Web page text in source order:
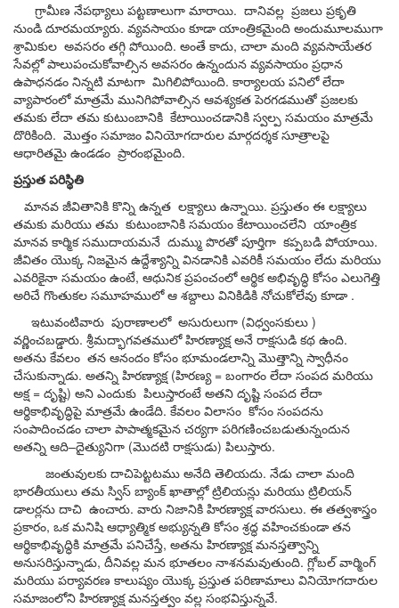
గ్రామీణ నేపథ్యాలు పట్టణాలుగా మారాయి. దానివల్ల ప్రజలు ప్రకృతి
నుండి దూరమయ్యారు. వ్యవసాయం కూడా యాంత్రికమైంది అందుమూలముగా
శ్రామికుల అవసరం తగ్గి పోయింది. అంతే కాదు, చాలా మంది వ్యవసాయేతర
సేవల్లో పాలుపంచుకోవాల్సిన అవసరం ఉన్నందున వ్యవసాయం ప్రధాన
ఉపాధనడం నిన్నటి మాటగా మిగిలిపోయింది. కార్యాలయ పనిలో లేదా
వ్యాపారంలో మాత్రమే మునిగిపోవాల్సిన ఆవశ్యకత పెరగడముతో ప్రజలకు
తమకు లేదా తమ కుటుంబానికి కేటాయించడానికి స్వల్ప సమయం మాత్రమే
దొరికింది. మొత్తం సమాజం వినియోగదారుల మార్గదర్శక సూత్రాలపై
ఆధారితమై ఉండడం ప్రారంభమైంది.
ప్రస్తుత పరిస్థితి
మానవ జీవితానికి కొన్ని ఉన్నత లక్ష్యాలు ఉన్నాయి. ప్రస్తుతం ఈ లక్ష్యాలు
తమకు మరియు తమ కుటుంబానికి సమయం కేటాయించలేని యాంత్రిక
మానవ కార్మిక సముదాయమనే దుమ్ము పొరతో పూర్తిగా కప్పబడి పోయాయి.
జీవితం యొక్క నిజమైన ఉద్దేశ్యాన్ని వినడానికి ఎవరికీ సమయం లేదు మరియు
ఎవరికైనా సమయం ఉంటే, ఆధునిక ప్రపంచంలో ఆర్థిక అభివృద్ధి కోసం ఎలుగెత్తి
అరిచే గొంతుకల సమూహములో ఆ శబ్దాలు వినికిడికి నోచుకోలేవు కూడా .
ఇటువంటివారు పురాణాలలో అసురులుగా (విధ్వంసకులు )
వర్ణించబడ్డారు. శ్రీమద్భాగవతములో హిరణ్యాక్ష అనే రాక్షసుడి కథ ఉంది.
అతను కేవలం తన ఆనందం కోసం భూమండలాన్ని మొత్తాన్ని స్వాధీనం
చేసుకున్నాడు. అతన్ని హిరణ్యాక్ష(హిరణ్య = బంగారం లేదా సంపద మరియు
అక్ష= దృష్టి) అని ఎందుకు పిలుస్తారంటే అతని దృష్టి సంపద లేదా
ఆర్థికాభివృద్ధిపై మాత్రమే ఉండేది. కేవలం విలాసం కోసం సంపదను
సంపాదించడం చాలా పాపాత్మకమైన చర్యగా పరిగణించబడుతున్నందున
అతన్ని ఆది–దైత్యునిగా (మొదటి రాక్షసుడు) పిలుస్తారు.
జంతువులకు దాచిపెట్టటము అనేది తెలియదు. నేడు చాలా మంది
భారతీయులు తమ స్విస్ బ్యాంక్ ఖాతాల్లో ట్రిలియన్లు మరియు ట్రిలియన్
డాలర్లను దాచి ఉంచారు. వారు నిజానికి హిరణ్యాక్ష వారసులు. ఈ తత్వశాస్త్రం
ప్రకారం, ఒక మనిషి ఆధ్యాత్మిక అభ్యున్నతి కోసం శ్రద్ధ వహించకుండా తన
ఆర్థికాభివృద్ధికి మాత్రమే పనిచేస్తే, అతను హిరణ్యాక్ష మనస్తత్వాన్ని
అనుసరిస్తున్నాడు, దీనివల్ల మన భూతలం నాశనమవుతుంది. గ్లోబల్ వార్మింగ్
మరియు పర్యావరణ కాలుష్యం యొక్క ప్రస్తుత పరిణామాలు వినియోగదారుల
సమాజంలోని హిరణ్యాక్ష మనస్తత్వం వల్ల సంభవిస్తున్నవే.